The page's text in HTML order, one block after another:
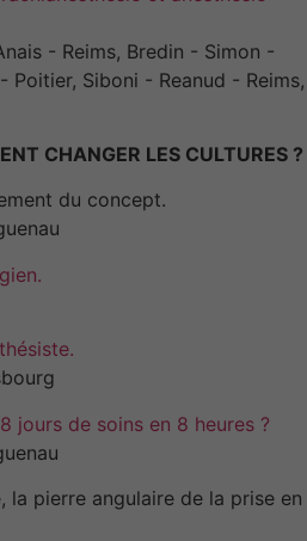
- Reims, Bredin - Simon -
Poitier, Siboni - Reanud - Reims,
CHANGER LES CULTURES ?
du concept.
jours de soins en 8 heures ?
la pierre angulaire de la prise en